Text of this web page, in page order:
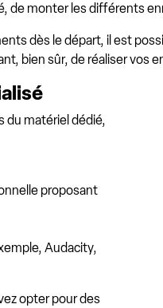
de monter les différents
dès le départ, il est
bien sûr, de réaliser vos
du matériel dédié,
proposant
Audacity,
opter pour des